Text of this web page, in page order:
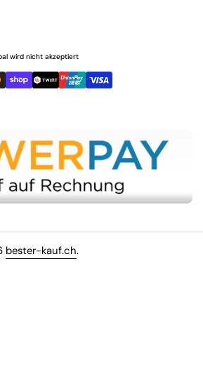
wird nicht akzeptiert
bester-kauf.ch.